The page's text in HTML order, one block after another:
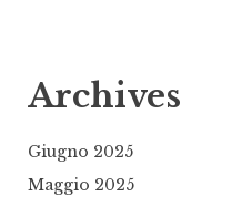
Archives
Giugno 2025
Maggio 2025